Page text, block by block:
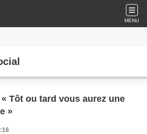
MENU
Tôt ou tard vous aurez une
»